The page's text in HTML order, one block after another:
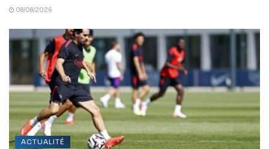
08/08/2026
ACTUALITÉ